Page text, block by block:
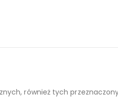
Produkt zapakowany jest w
również tych